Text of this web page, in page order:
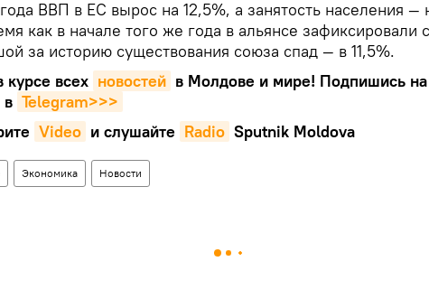
ВВП в ЕС вырос на 12,5%, а занятость населения —
как в начале того же года в альянсе зафиксировали
за историю существования союза спад — в 11,5%.
курсе всех новостей в Молдове и мире! Подпишись
в Telegram>>>
Video и слушайте Radio Sputnik Moldova
Экономика Новости